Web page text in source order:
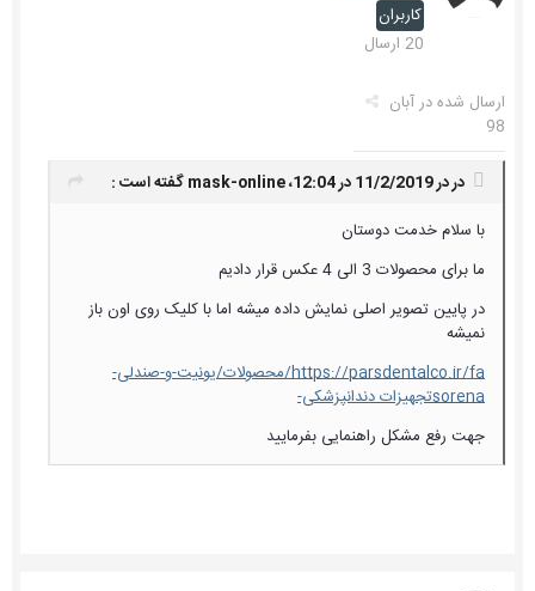
کاربران
20 ارسال
ارسال شده درآبان
98
در در 11/2/2019 در 12:04، mask-onlineگفته است :
با سلام خدمت دوستان
ما برای محصولات 3 الی 4 عکس قرار دادیم
در پایین تصویر اصلی نمایش داده میشه اما با کلیک روی اون باز
نمیشه
https://parsdentalco.ir/fa/محصولات/یونیت-و-صندلی-
sorenaتجهیزات دندانپزشکی-
جهت رفع مشکل راهنمایی بفرمایید